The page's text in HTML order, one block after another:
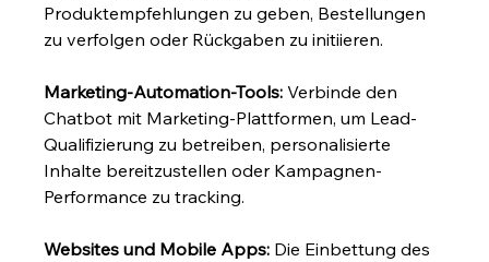
Produktempfehlungen zu geben, Bestellungen
zu verfolgen oder Rückgaben zu initiieren.
Marketing-Automation-Tools: Verbinde den
Chatbot mit Marketing-Plattformen, um Lead-
Qualifizierung zu betreiben, personalisierte
Inhalte bereitzustellen oder Kampagnen-
Performance zu tracking.
Websites und Mobile Apps: Die Einbettung des